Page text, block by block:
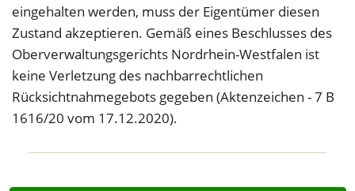
eingehalten werden, muss der Eigentümer diesen
Zustand akzeptieren. Gemäß eines Beschlusses des
Oberverwaltungsgerichts Nordrhein-Westfalen ist
keine Verletzung des nachbarrechtlichen
Rücksichtnahmegebots gegeben (Aktenzeichen - 7 B
1616/20 vom 17.12.2020).